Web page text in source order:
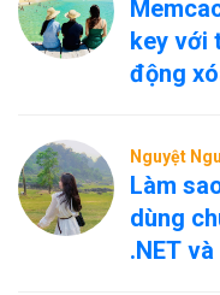
key với
động
Nguyệt
Làm
dùng
.NET và